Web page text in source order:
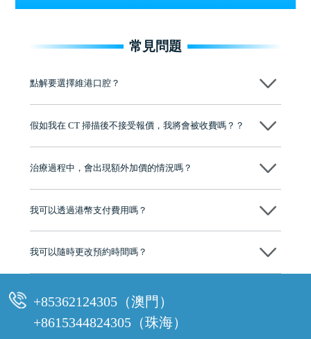
常見問題
點解要選擇維港口腔？
牌」、「2025香港企業領袖品牌」，是諾貝爾種植系統全球放心植牙中
至今已服務超過三十個國家和地區的顧客，受到粵港澳大灣區及周邊城
有咨詢及服務保障中心，有任何問題都可以隨時預約免費咨詢，讓人十
假如我在 CT 掃描後不接受報價，我將會被收費嗎？？
治療過程中，會出現額外加價的情況嗎？
我可以透過港幣支付費用嗎？
可以。維港口腔會按照當日匯率轉算收取費用，而匯率會及時告知客人
我可以隨時更改預約時間嗎？
+85362124305（澳門）
+8615344824305（珠海）